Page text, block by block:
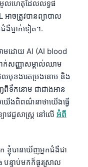
មូលហេតុដែលលទ្ធផ
ចត្រូវបានព្យាបាល
ជំងឺម្នាក់ទៀត។.
មដោយ AI (AI blood
ក់សញ្ញាសម្គាល់ឈាម
មុខងារតម្រងនោម និង
ពីទឹកនោម ជាជាងអាន
ងពិពណ៌នាថាយើងធ្វើ
វេជ្ជសាស្ត្រ នៅលើ អំពី
ខ្ញុំបានឃើញអ្នកជំងឺជា
បន្ទាប់មកក៏ធូរស្រាល